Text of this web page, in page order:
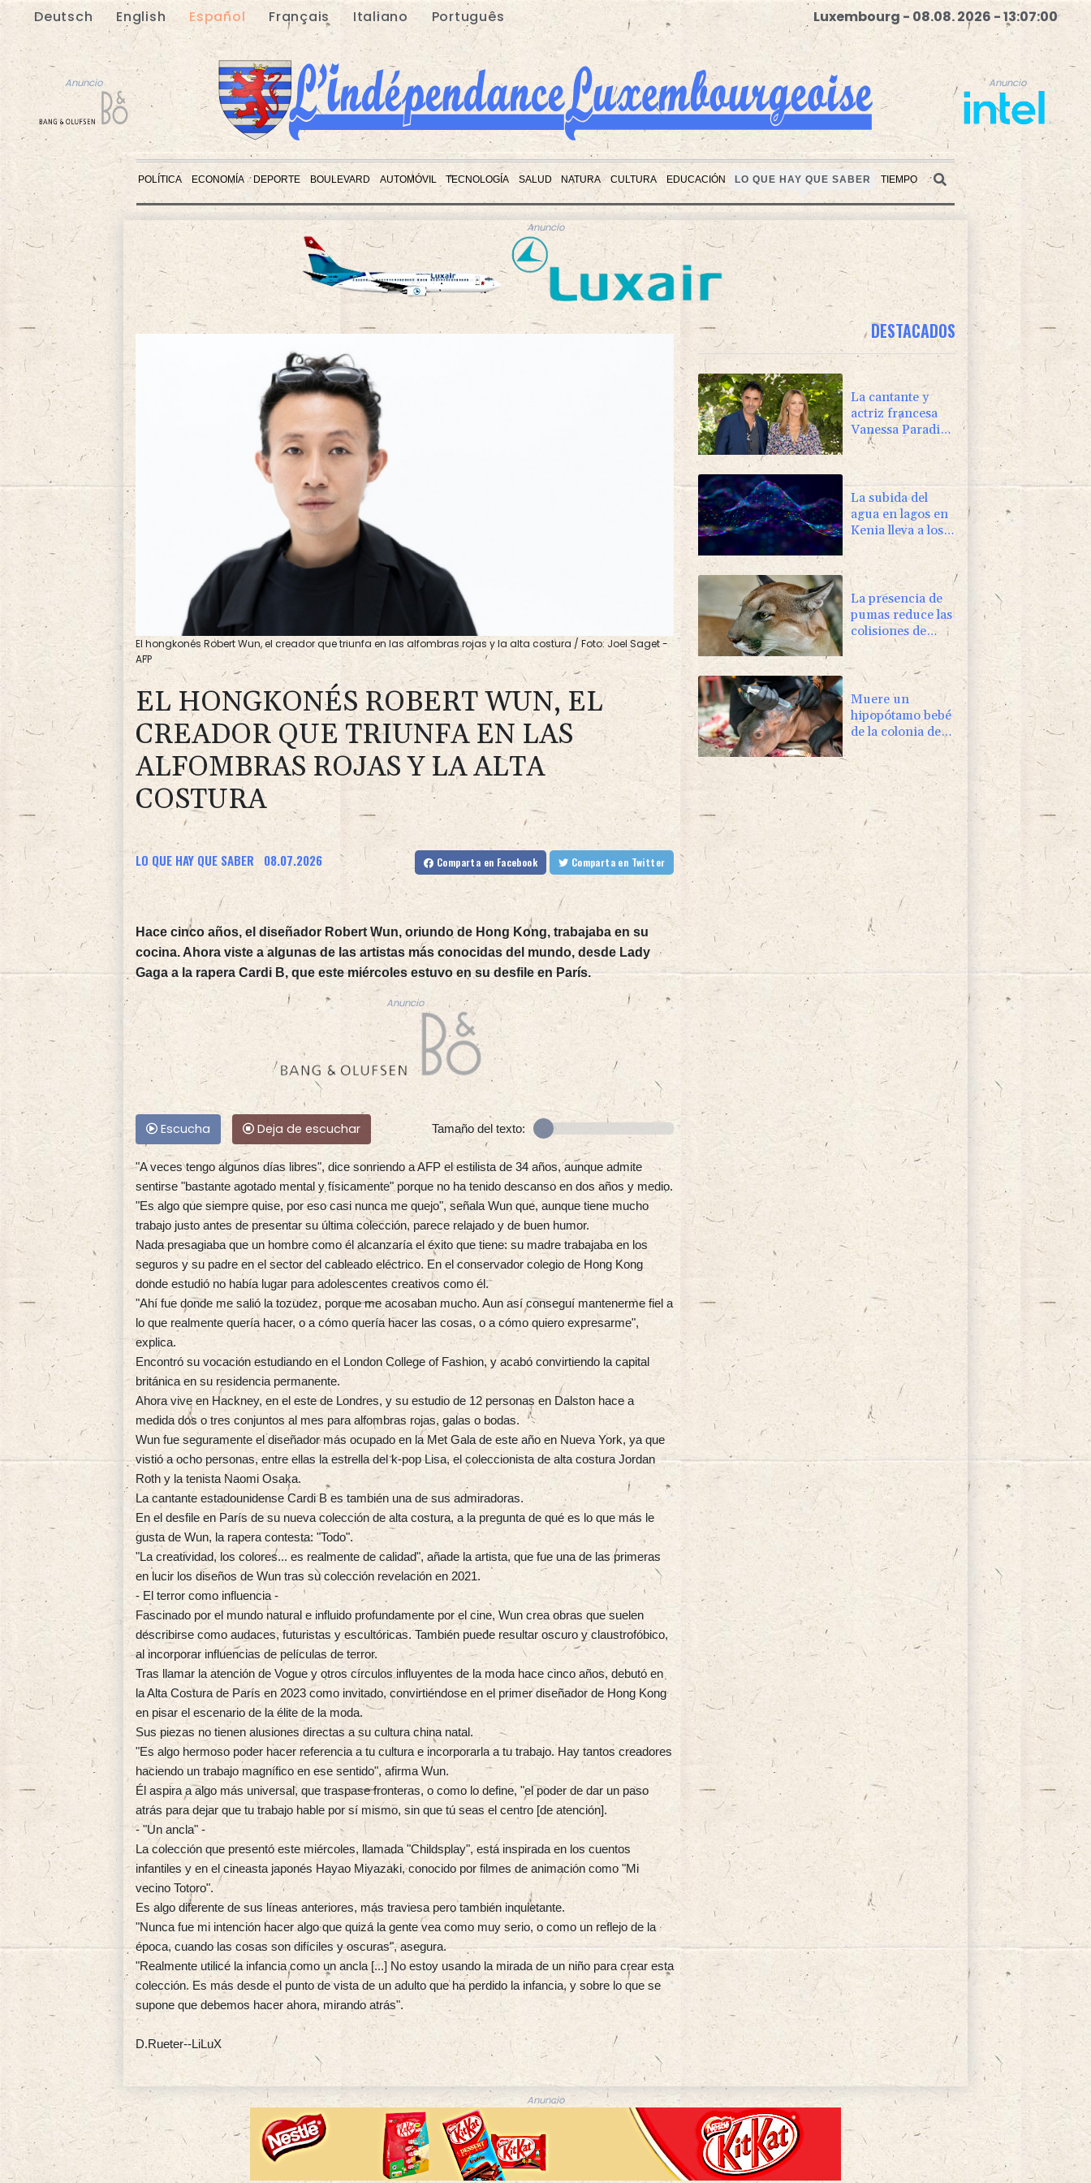
Deutsch English Español Français Italiano Português Luxembourg - 08.08. 2026 - 13:07:01
Anuncio Anuncio
POLÍTICA ECONOMÍA DEPORTE BOULEVARD AUTOMÓVIL TECNOLOGÍA SALUD NATURA CULTURA EDUCACIÓN LO QUE HAY QUE SABER TIEMPO
Anuncio
Anuncio
El hongkonés Robert Wun, el creador que triunfa en las alfombras rojas y la alta costura / Foto: Joel Saget -
AFP
EL HONGKONÉS ROBERT WUN, EL
CREADOR QUE TRIUNFA EN LAS
ALFOMBRAS ROJAS Y LA ALTA
COSTURA
LO QUE HAY QUE SABER 08.07.2026 Comparta en Facebook Comparta en Twitter
Hace cinco años, el diseñador Robert Wun, oriundo de Hong Kong, trabajaba en su
cocina. Ahora viste a algunas de las artistas más conocidas del mundo, desde Lady
Gaga a la rapera Cardi B, que este miércoles estuvo en su desfile en París.
Anuncio
Escucha Deja de escuchar Tamaño del texto:
"A veces tengo algunos días libres", dice sonriendo a AFP el estilista de 34 años, aunque admite
sentirse "bastante agotado mental y físicamente" porque no ha tenido descanso en dos años y medio.
"Es algo que siempre quise, por eso casi nunca me quejo", señala Wun que, aunque tiene mucho
trabajo justo antes de presentar su última colección, parece relajado y de buen humor.
Nada presagiaba que un hombre como él alcanzaría el éxito que tiene: su madre trabajaba en los
seguros y su padre en el sector del cableado eléctrico. En el conservador colegio de Hong Kong
donde estudió no había lugar para adolescentes creativos como él.
"Ahí fue donde me salió la tozudez, porque me acosaban mucho. Aun así conseguí mantenerme fiel a
lo que realmente quería hacer, o a cómo quería hacer las cosas, o a cómo quiero expresarme",
explica.
Encontró su vocación estudiando en el London College of Fashion, y acabó convirtiendo la capital
británica en su residencia permanente.
Ahora vive en Hackney, en el este de Londres, y su estudio de 12 personas en Dalston hace a
medida dos o tres conjuntos al mes para alfombras rojas, galas o bodas.
Wun fue seguramente el diseñador más ocupado en la Met Gala de este año en Nueva York, ya que
vistió a ocho personas, entre ellas la estrella del k-pop Lisa, el coleccionista de alta costura Jordan
Roth y la tenista Naomi Osaka.
La cantante estadounidense Cardi B es también una de sus admiradoras.
En el desfile en París de su nueva colección de alta costura, a la pregunta de qué es lo que más le
gusta de Wun, la rapera contesta: "Todo".
"La creatividad, los colores... es realmente de calidad", añade la artista, que fue una de las primeras
en lucir los diseños de Wun tras su colección revelación en 2021.
- El terror como influencia -
Fascinado por el mundo natural e influido profundamente por el cine, Wun crea obras que suelen
describirse como audaces, futuristas y escultóricas. También puede resultar oscuro y claustrofóbico,
al incorporar influencias de películas de terror.
Tras llamar la atención de Vogue y otros círculos influyentes de la moda hace cinco años, debutó en
la Alta Costura de París en 2023 como invitado, convirtiéndose en el primer diseñador de Hong Kong
en pisar el escenario de la élite de la moda.
Sus piezas no tienen alusiones directas a su cultura china natal.
"Es algo hermoso poder hacer referencia a tu cultura e incorporarla a tu trabajo. Hay tantos creadores
haciendo un trabajo magnífico en ese sentido", afirma Wun.
Él aspira a algo más universal, que traspase fronteras, o como lo define, "el poder de dar un paso
atrás para dejar que tu trabajo hable por sí mismo, sin que tú seas el centro [de atención].
- "Un ancla" -
La colección que presentó este miércoles, llamada "Childsplay", está inspirada en los cuentos
infantiles y en el cineasta japonés Hayao Miyazaki, conocido por filmes de animación como "Mi
vecino Totoro".
Es algo diferente de sus líneas anteriores, más traviesa pero también inquietante.
"Nunca fue mi intención hacer algo que quizá la gente vea como muy serio, o como un reflejo de la
época, cuando las cosas son difíciles y oscuras", asegura.
"Realmente utilicé la infancia como un ancla [...] No estoy usando la mirada de un niño para crear esta
colección. Es más desde el punto de vista de un adulto que ha perdido la infancia, y sobre lo que se
supone que debemos hacer ahora, mirando atrás".
D.Rueter--LiLuX
DESTACADOS
La cantante y
actriz francesa
Vanessa Paradis
se separa de su
esposo
La subida del
agua en lagos en
Kenia lleva a los
cocodrilos más
cerca de los
hogares
La presencia de
pumas reduce las
colisiones de
vehículos con
ciervos
Muere un
hipopótamo bebé
de la colonia de
Pablo Escobar
tras ser rescatado
en Colombia
Anuncio